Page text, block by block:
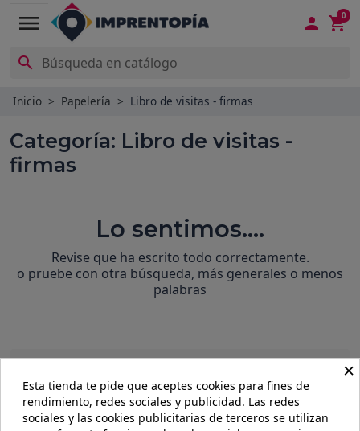
menu  
0

Inicio Papelería Libro de visitas - firmas
Categoría: Libro de visitas -
firmas
Lo sentimos....
Revise que ha escrito todo correctamente.
o pruebe con otra búsqueda, más generales o menos
palabras
 ×
Esta tienda te pide que aceptes cookies para fines de
rendimiento, redes sociales y publicidad. Las redes
sociales y las cookies publicitarias de terceros se utilizan